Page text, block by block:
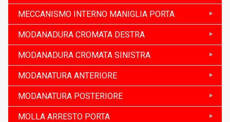
MECCANISMO INTERNO MANIGLIA PORTA
MODANADURA CROMATA DESTRA
MODANADURA CROMATA SINISTRA
MODANATURA ANTERIORE
MODANATURA POSTERIORE
MOLLA ARRESTO PORTA